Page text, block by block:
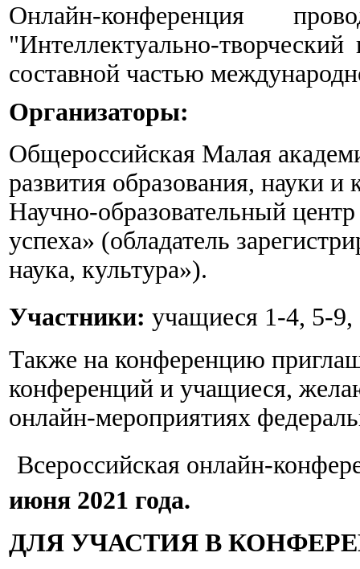
Онлайн-конференция
"Интеллектуально-
составной частью
Организаторы:
Общероссийская Малая
развития образования, науки
Научно-образовательный
успеха» (обладатель
наука, культура»).
Участники: учащиеся 1-4, 5-9,
Также на конференцию
конференций и учащиеся,
онлайн-мероприятиях
Всероссийская онлайн-
июня 2021 года.
ДЛЯ УЧАСТИЯ В